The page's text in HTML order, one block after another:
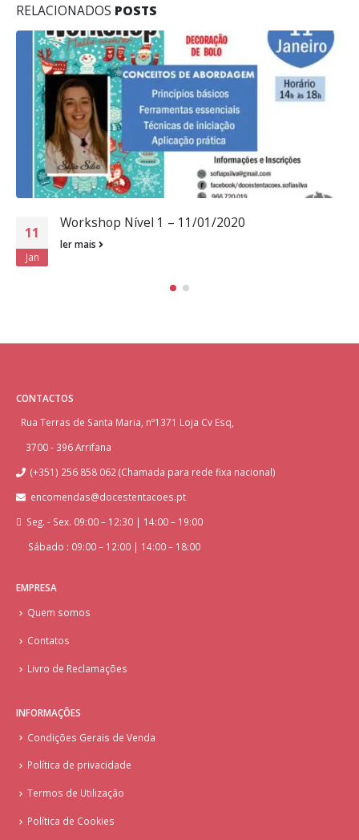
RELACIONADOS POSTS
11
Jan
Workshop Nível 1 – 11/01/2020
ler mais
CONTACTOS
Rua Terras de Santa Maria, nº1371 Loja Cv Esq,
3700 - 396 Arrifana
(+351) 256 858 062 (Chamada para rede fixa nacional)
encomendas@docestentacoes.pt
Seg. - Sex. 09:00 – 12:30 | 14:00 – 19:00
Sábado : 09:00 – 12:00 | 14:00 – 18:00
EMPRESA
Quem somos
Contatos
Livro de Reclamações
INFORMAÇÕES
Condições Gerais de Venda
Política de privacidade
Termos de Utilização
Política de Cookies